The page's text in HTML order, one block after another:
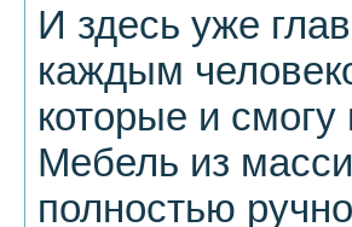
И здесь уже
каждым
которые и
Мебель из
полностью